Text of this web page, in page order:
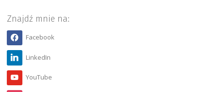
Znajdź mnie na:
Facebook
LinkedIn
YouTube